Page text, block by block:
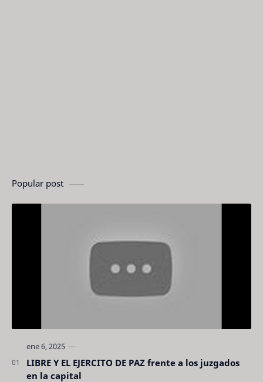
Popular post
LIBRE Y EL EJERCITO DE PAZ frente a los juzgados
en la capital